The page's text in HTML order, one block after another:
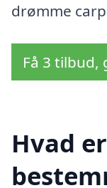
drømme
Få 3
Hvad